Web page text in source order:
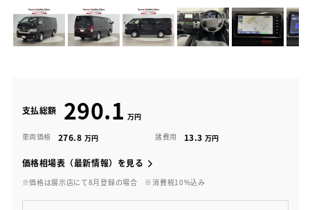
支払総額 290.1
車両価格 276.8 諸費用 13.3
価格相場表（最新情報）を見る
※価格は展示店にて8月登録の場合 ※消費税10%込み